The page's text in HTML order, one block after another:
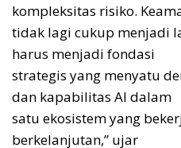
kompleksitas risiko.
tidak lagi cukup menjadi
harus menjadi fondasi
strategis yang menyatu
dan kapabilitas AI dalam
satu ekosistem yang
berkelanjutan,” ujar